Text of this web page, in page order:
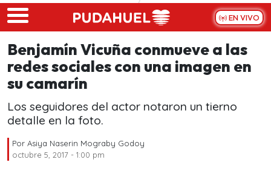
Skip to main content
EN VIVO
Benjamín Vicuña conmueve a las
redes sociales con una imagen en
su camarín
Los seguidores del actor notaron un tierno
detalle en la foto.
Por Asiya Naserin Mograby Godoy
octubre 5, 2017 - 1:00 pm